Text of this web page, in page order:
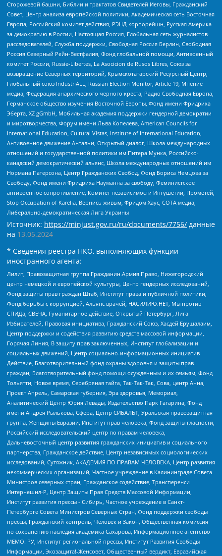
Сторожевой башни, Библии и трактатов Свидетелей Иеговы, Гражданский
Совет, Центр анализа европейской политики, Академическая сеть Восточная
Европа, Российский комитет действия, РЭНД корпорейшн, Русская Америка
за демократию в России, Настоящая Россия, Глобальная сеть журналистов-
расследователей, Служба поддержки, Свободная Россия Берлин, Свободная
Россия Северный Рейн-Вестфалия, Фонд глобальной помощи, Антивоенный
комитет России, Russie-Libertes, La Asocicion de Rusos Libres, Союз за
возвращение Северных территорий, Крымскотатарский Ресурсный Центр,
Глобальный союз IndustriALL, Russian Election Monitor, Article 19, Мнение
медиа, Федерация анархического черного креста, Радио Свободная Европа,
Германское общество изучения Восточной Европы, Фонд имени Фридриха
Эберта, XZ gGmbH, Мобильная академия поддержки гендерной демократии
и миротворчества, Форум имени Льва Копелева, American Councils for
International Education, Cultural Vistas, Institute of International Education,
Антивоенное движение Антальи, Открытый диалог, Школа международных
отношений и государственной политики им Питера Мунка, Российско-
канадский демократический альянс, Школа международных отношений им
Нормана Патерсона, Центр Гражданских Свобод, Фонд Бориса Немцова за
Свободу, Фонд имени Фридриха Науманна за свободу, Феминистское
антивоенное сопротивление, Комитет независимости Ингушетии, Прометей,
Stop Occupation of Karelia, Вернись живым, Фридом Хаус, СОТА медиа,
Либерально-демократическая Лига Украины
Источник: https://minjust.gov.ru/ru/documents/7756/ данные
на 13.05.2024
* Сведения реестра НКО, выполняющих функции
иностранного агента:
Лилит, Правозащитная группа Гражданин.Армия.Право, Нижегородский
центр немецкой и европейской культуры, Центр гендерных исследований,
Фонд защиты прав граждан Штаб, Институт права и публичной политики,
Фонд борьбы с коррупцией, Альянс врачей, НАСИЛИЮ.НЕТ, Мы против
СПИДа, СВЕЧА, Гуманитарное действие, Открытый Петербург, Лига
Избирателей, Правовая инициатива, Гражданский Союз, Хасдей Ерушалаим,
Центр поддержки и содействия развитию средств массовой информации,
Горячая Линия, В защиту прав заключенных, Институт глобализации и
социальных движений, Центр социально-информационных инициатив
Действие, Благотворительный фонд охраны здоровья и защиты прав
граждан, Благотворительный фонд помощи осужденным и их семьям, Фонд
Тольятти, Новое время, Серебряная тайга, Так-Так-Так, Сова, центр Анна,
Проект Апрель, Самарская губерния, Эра здоровья, Мемориал,
Аналитический Центр Юрия Левады, Издательство Парк Гагарина, Фонд
имени Андрея Рылькова, Сфера, Центр СИБАЛЬТ, Уральская правозащитная
группа, Женщины Евразии, Институт прав человека, Фонд защиты гласности,
Российский исследовательский центр по правам человека,
Дальневосточный центр развития гражданских инициатив и социального
партнерства, Гражданское действие, Центр независимых социологических
исследований, Сутяжник, АКАДЕМИЯ ПО ПРАВАМ ЧЕЛОВЕКА, Центр развития
некоммерческих организаций, Частное учреждение в Калининграде Совета
Министров северных стран, Гражданское содействие, Трансперенси
Интернешнл-Р, Центр Защиты Прав Средств Массовой Информации,
Институт развития прессы - Сибирь, Частное учреждение в Санкт-
Петербурге Совета Министров Северных Стран, Фонд поддержки свободы
прессы, Гражданский контроль, Человек и Закон, Общественная комиссия
по сохранению наследия академика Сахарова, Информационное агентство
МЕМО. РУ, Институт региональной прессы, Институт Развития Свободы
Информации, Экозащита!-Женсовет, Общественный вердикт, Евразийская